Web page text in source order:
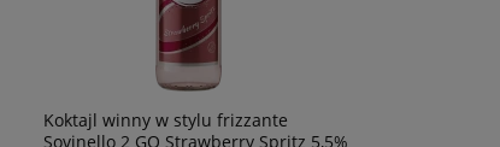
Koktajl winny w stylu frizzante
Sovinello 2 GO Strawberry Spritz 5,5%